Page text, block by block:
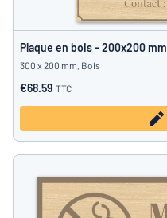
Plaque en bois - 200x200 mm
300 x 200 mm, Bois
€68.59 TTC